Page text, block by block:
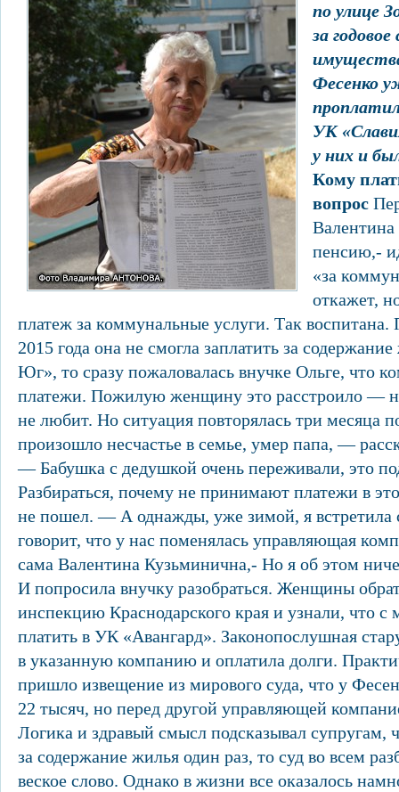
по улице
за
Фесенко
УК
у них и
Кому
вопрос
пенсию,-
«за
откажет,
платеж за коммунальные услуги. Так воспитана.
2015 года она не смогла заплатить за
Юг», то сразу пожаловалась внучке Ольге, что
платежи. Пожилую женщину это расстроило —
не любит. Но ситуация повторялась три месяца
произошло несчастье в семье, умер папа, —
— Бабушка с дедушкой очень переживали, это
Разбираться, почему не принимают платежи в
не пошел. — А однажды, уже зимой, я встретила
говорит, что у нас поменялась управляющая
сама Валентина Кузьминична,- Но я об этом
И попросила внучку разобраться. Женщины
инспекцию Краснодарского края и узнали, что с
платить в УК «Авангард». Законопослушная
в указанную компанию и оплатила долги.
пришло извещение из мирового суда, что у
22 тысяч, но перед другой управляющей
Логика и здравый смысл подсказывал супругам,
за содержание жилья один раз, то суд во всем
веское слово. Однако в жизни все оказалось